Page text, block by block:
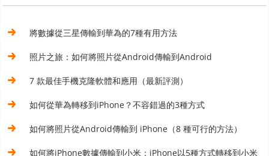
將數據從三星傳輸到華為的7種有用方法
照片之旅：如何將照片從Android傳輸到Android
7 款最佳手機克隆軟體和應用（最新評測）
如何從華為轉移到iPhone？不容錯過的3種方式
如何將照片從Android傳輸到 iPhone（8 種可行的方法）
如何將iPhone數據傳輸到小米：iPhone以5種方式轉移到小米